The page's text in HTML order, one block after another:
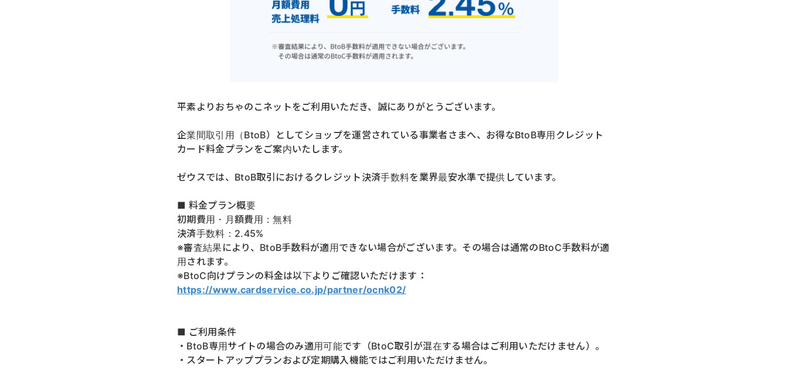
平素よりおちゃのこネットをご利用いただき、誠にありがとうございます。
企業間取引用（BtoB）としてショップを運営されている事業者さまへ、お得なBtoB専用クレジット
カード料金プランをご案内いたします。
ゼウスでは、BtoB取引におけるクレジット決済手数料を業界最安水準で提供しています。
■ 料金プラン概要
初期費用・月額費用：無料
決済手数料：2.45%
※審査結果により、BtoB手数料が適用できない場合がございます。その場合は通常のBtoC手数料が適
用されます。
※BtoC向けプランの料金は以下よりご確認いただけます：
https://www.cardservice.co.jp/partner/ocnk02/
■ ご利用条件
・BtoB専用サイトの場合のみ適用可能です（BtoC取引が混在する場合はご利用いただけません）。
・スタートアッププランおよび定期購入機能ではご利用いただけません。